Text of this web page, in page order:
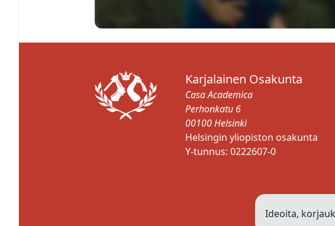
Karjalainen Osakunta
Casa Academica
Perhonkatu 6
00100 Helsinki
Helsingin yliopiston osakunta
Y-tunnus: 0222607-0
Ideoita,